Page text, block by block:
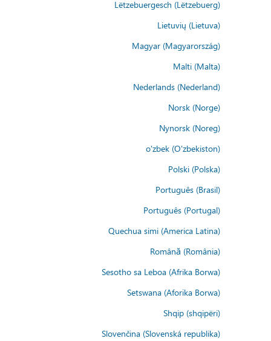
Lëtzebuergesch (Lëtzebuerg)
Lietuvių (Lietuva)
Magyar (Magyarország)
Malti (Malta)
Nederlands (Nederland)
Norsk (Norge)
Nynorsk (Noreg)
o'zbek (O'zbekiston)
Polski (Polska)
Português (Brasil)
Português (Portugal)
Quechua simi (America Latina)
Română (România)
Sesotho sa Leboa (Afrika Borwa)
Setswana (Aforika Borwa)
Shqip (shqipëri)
Slovenčina (Slovenská republika)